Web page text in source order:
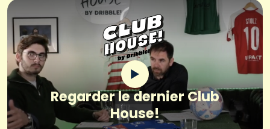
Regarder le dernier Club
House!